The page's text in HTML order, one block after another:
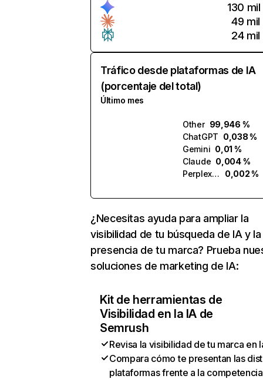
130 mil
49 mil
24 mil
Tráfico desde plataformas de IA
(porcentaje del total)
Último mes
Other 99,946 %
ChatGPT 0,038 %
Gemini 0,01 %
Claude 0,004 %
Perplexity
0,002 %
¿Necesitas ayuda para ampliar la
visibilidad de tu búsqueda de IA y la
presencia de tu marca? Prueba
soluciones de marketing de IA:
Kit de herramientas de
Visibilidad en la IA de
Semrush
Revisa la visibilidad de tu marca en
Compara cómo te presentan las
plataformas frente a la competencia